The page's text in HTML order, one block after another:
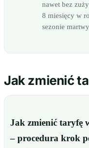
nawet bez
8 miesięcy w
sezonie
Jak zmienić
Jak zmienić taryfę
– procedura krok